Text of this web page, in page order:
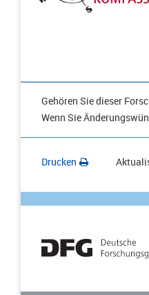
Gehören Sie dieser
Wenn Sie
Drucken